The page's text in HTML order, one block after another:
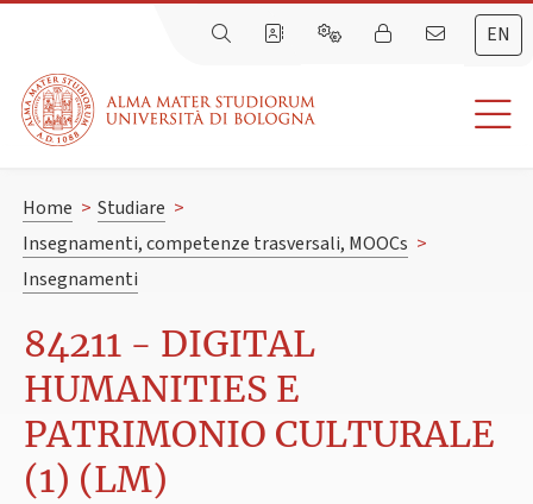
EN
Home > Studiare >
Insegnamenti, competenze trasversali, MOOCs >
Insegnamenti
84211 - DIGITAL
HUMANITIES E
PATRIMONIO CULTURALE
(1) (LM)